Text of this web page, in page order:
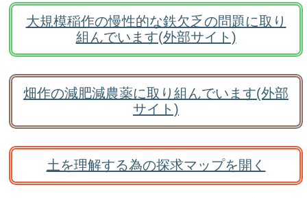
大規模稲作の慢性的な鉄欠乏の問題に取り
組んでいます(外部サイト)
畑作の減肥減農薬に取り組んでいます(外部
サイト)
土を理解する為の探求マップを開く